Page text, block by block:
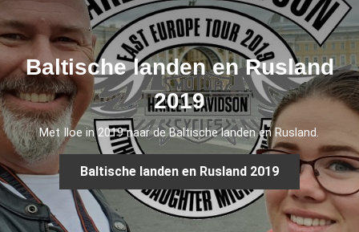
Baltische landen en Rusland
2019
Met Iloe in 2019 naar de Baltische landen en Rusland.
Baltische landen en Rusland 2019